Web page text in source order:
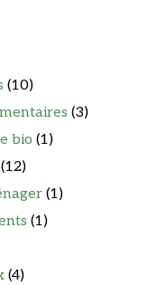
(10)
(3)
bio (1)
(12)
(1)
(1)
(4)